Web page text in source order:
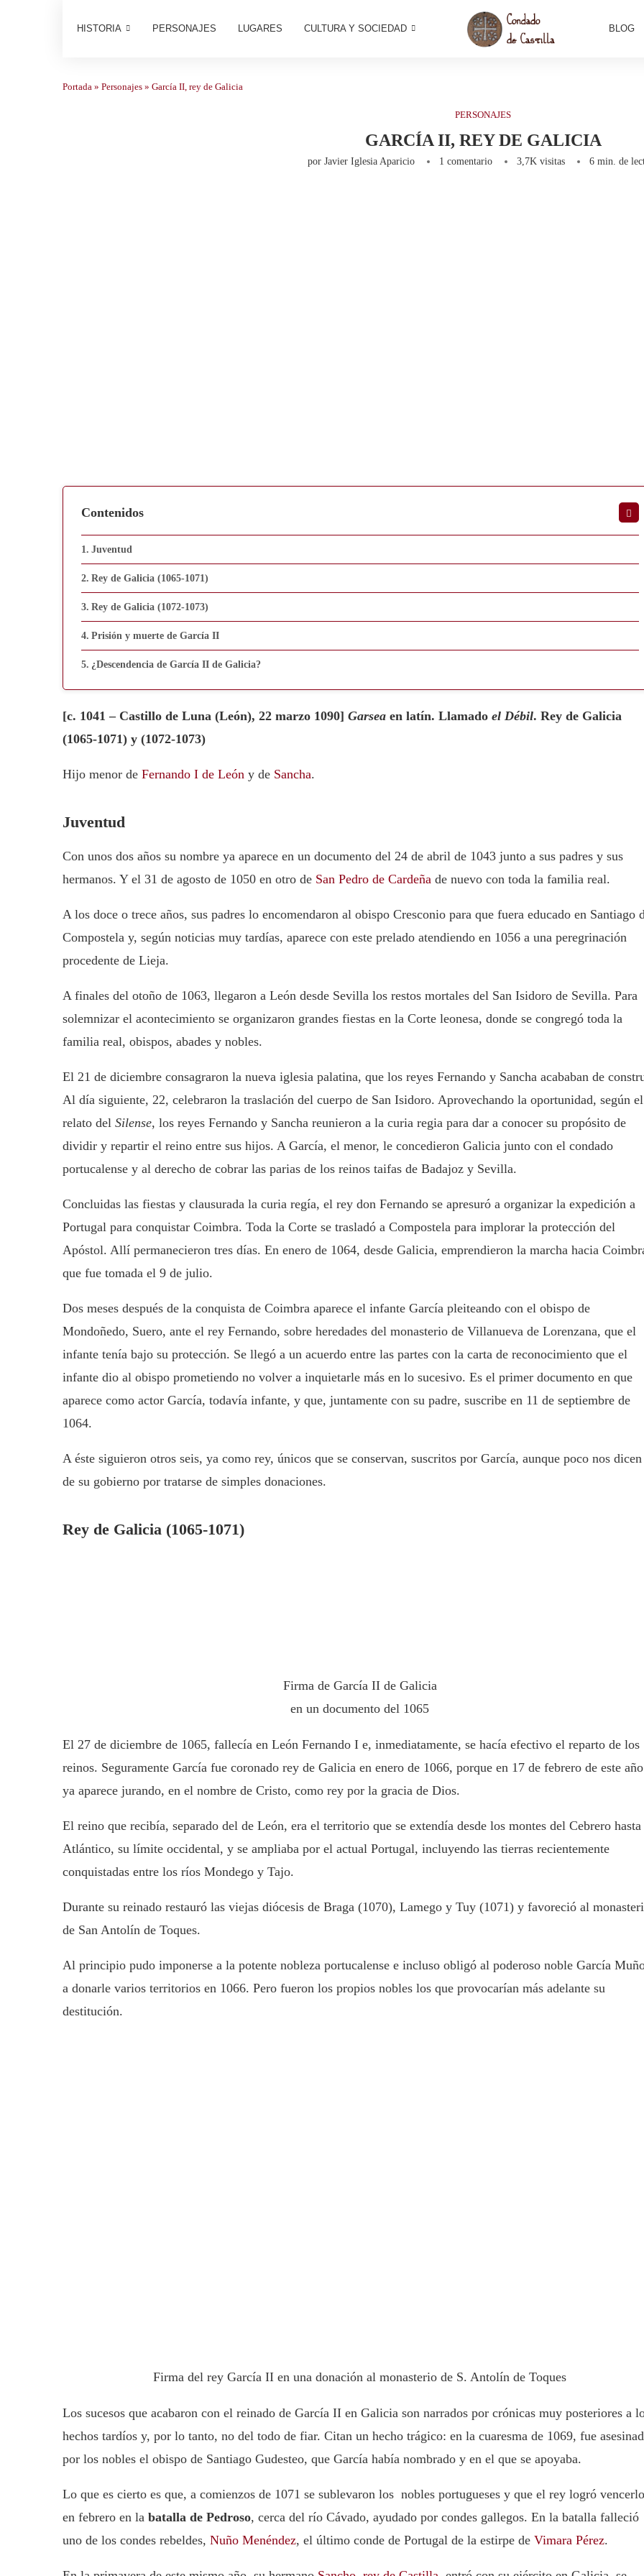
HISTORIA PERSONAJES LUGARES CULTURA Y SOCIEDAD BLOG
Portada » Personajes » García II, rey de Galicia
PERSONAJES
GARCÍA II, REY DE GALICIA
por Javier Iglesia Aparicio 1 comentario 3,7K visitas 6 min. de
Contenidos
Juventud
Rey de Galicia (1065-1071)
Rey de Galicia (1072-1073)
Prisión y muerte de García II
¿Descendencia de García II de Galicia?
[c. 1041 – Castillo de Luna (León), 22 marzo 1090] Garsea en latín. Llamado el Débil. Rey de Galicia
(1065-1071) y (1072-1073)
Hijo menor de Fernando I de León y de Sancha.
Juventud
Con unos dos años su nombre ya aparece en un documento del 24 de abril de 1043 junto a sus padres y sus
hermanos. Y el 31 de agosto de 1050 en otro de San Pedro de Cardeña de nuevo con toda la familia real.
A los doce o trece años, sus padres lo encomendaron al obispo Cresconio para que fuera educado en Santiago
Compostela y, según noticias muy tardías, aparece con este prelado atendiendo en 1056 a una peregrinación
procedente de Lieja.
A finales del otoño de 1063, llegaron a León desde Sevilla los restos mortales del San Isidoro de Sevilla. Para
solemnizar el acontecimiento se organizaron grandes fiestas en la Corte leonesa, donde se congregó toda la
familia real, obispos, abades y nobles.
El 21 de diciembre consagraron la nueva iglesia palatina, que los reyes Fernando y Sancha acababan de
Al día siguiente, 22, celebraron la traslación del cuerpo de San Isidoro. Aprovechando la oportunidad, según el
relato del Silense, los reyes Fernando y Sancha reunieron a la curia regia para dar a conocer su propósito de
dividir y repartir el reino entre sus hijos. A García, el menor, le concedieron Galicia junto con el condado
portucalense y al derecho de cobrar las parias de los reinos taifas de Badajoz y Sevilla.
Concluidas las fiestas y clausurada la curia regía, el rey don Fernando se apresuró a organizar la expedición a
Portugal para conquistar Coimbra. Toda la Corte se trasladó a Compostela para implorar la protección del
Apóstol. Allí permanecieron tres días. En enero de 1064, desde Galicia, emprendieron la marcha hacia
que fue tomada el 9 de julio.
Dos meses después de la conquista de Coimbra aparece el infante García pleiteando con el obispo de
Mondoñedo, Suero, ante el rey Fernando, sobre heredades del monasterio de Villanueva de Lorenzana, que el
infante tenía bajo su protección. Se llegó a un acuerdo entre las partes con la carta de reconocimiento que el
infante dio al obispo prometiendo no volver a inquietarle más en lo sucesivo. Es el primer documento en que
aparece como actor García, todavía infante, y que, juntamente con su padre, suscribe en 11 de septiembre de
1064.
A éste siguieron otros seis, ya como rey, únicos que se conservan, suscritos por García, aunque poco nos dicen
de su gobierno por tratarse de simples donaciones.
Rey de Galicia (1065-1071)
Firma de García II de Galicia
en un documento del 1065
El 27 de diciembre de 1065, fallecía en León Fernando I e, inmediatamente, se hacía efectivo el reparto de los
reinos. Seguramente García fue coronado rey de Galicia en enero de 1066, porque en 17 de febrero de este año
ya aparece jurando, en el nombre de Cristo, como rey por la gracia de Dios.
El reino que recibía, separado del de León, era el territorio que se extendía desde los montes del Cebrero
Atlántico, su límite occidental, y se ampliaba por el actual Portugal, incluyendo las tierras recientemente
conquistadas entre los ríos Mondego y Tajo.
Durante su reinado restauró las viejas diócesis de Braga (1070),​ Lamego y Tuy (1071) y favoreció al
de San Antolín de Toques.
Al principio pudo imponerse a la potente nobleza portucalense e incluso obligó al poderoso noble García
a donarle varios territorios en 1066. Pero fueron los propios nobles los que provocarían más adelante su
destitución.
Firma del rey García II en una donación al monasterio de S. Antolín de Toques
Los sucesos que acabaron con el reinado de García II en Galicia son narrados por crónicas muy posteriores a
hechos tardíos y, por lo tanto, no del todo de fiar. Citan un hecho trágico: en la cuaresma de 1069, fue
por los nobles el obispo de Santiago Gudesteo, que García había nombrado y en el que se apoyaba.
Lo que es cierto es que, a comienzos de 1071 se sublevaron los nobles portugueses y que el rey logró
en febrero en la batalla de Pedroso, cerca del río Cávado, ayudado por condes gallegos. En la batalla falleció
uno de los condes rebeldes, Nuño Menéndez, el último conde de Portugal de la estirpe de Vimara Pérez.